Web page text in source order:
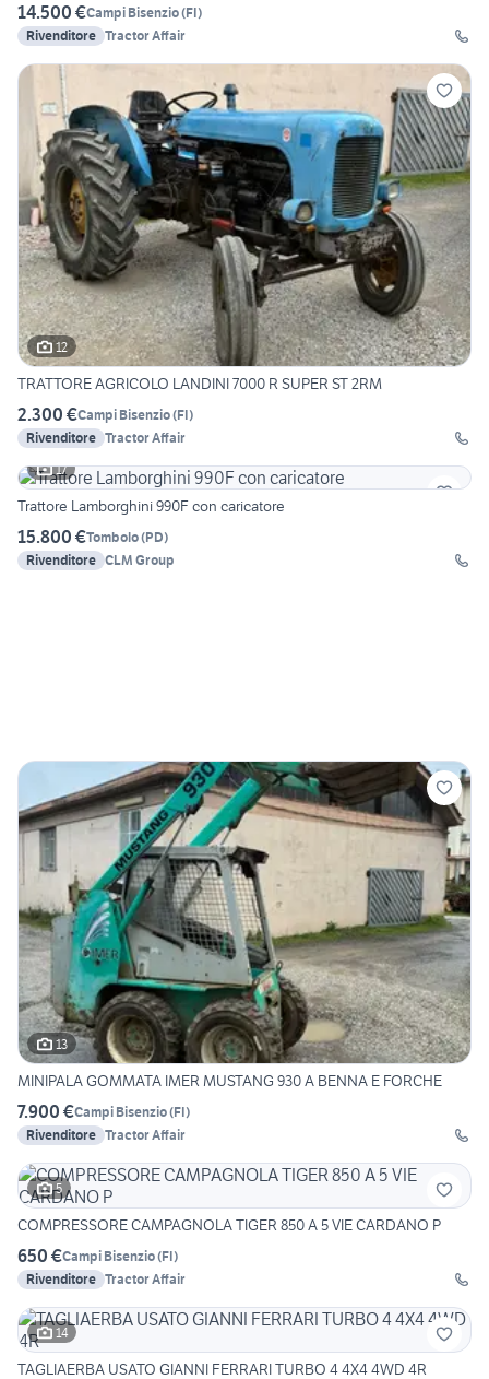
14.500 €Campi Bisenzio(FI)
Rivenditore Tractor Affair
12
TRATTORE AGRICOLO LANDINI 7000 R SUPER ST 2RM
2.300 €Campi Bisenzio(FI)
Rivenditore Tractor Affair
17
Trattore Lamborghini 990F con caricatore
15.800 €Tombolo(PD)
Rivenditore CLM Group
13
MINIPALA GOMMATA IMER MUSTANG 930 A BENNA E FORCHE
7.900 €Campi Bisenzio(FI)
Rivenditore Tractor Affair
5
COMPRESSORE CAMPAGNOLA TIGER 850 A 5 VIE CARDANO P
650 €Campi Bisenzio(FI)
Rivenditore Tractor Affair
14
TAGLIAERBA USATO GIANNI FERRARI TURBO 4 4X4 4WD 4R